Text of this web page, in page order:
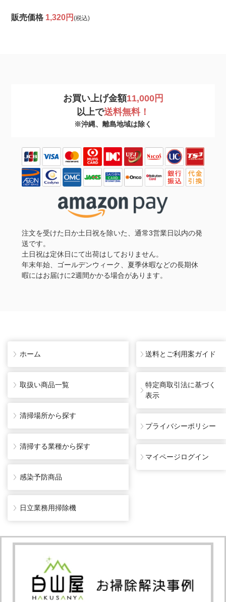
販売価格 1,320円(税込)
お買い上げ金額11,000円
以上で送料無料！
※沖縄、離島地域は除く
注文を受けた日か土日祝を除いた、通常3営業日以内の発
送です。
土日祝は定休日にて出荷はしておりません。
年末年始、ゴールデンウィーク、夏季休暇などの長期休
暇にはお届けに2週間かかる場合があります。
ホーム
取扱い商品一覧
清掃場所から探す
清掃する業種から探す
感染予防商品
日立業務用掃除機
送料とご利用案ガイド
特定商取引法に基づく
表示
プライバシーポリシー
マイページログイン